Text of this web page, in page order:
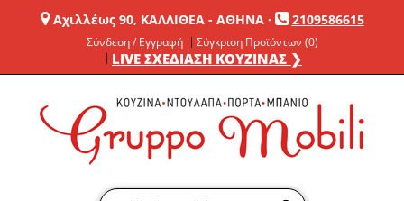
Αχιλλέως 90, ΚΑΛΛΙΘΕΑ - ΑΘΗΝΑ· 2109586615
Σύνδεση / Εγγραφή Σύγκριση Προϊόντων (0)
LIVE ΣΧΕΔΙΑΣΗ ΚΟΥΖΙΝΑΣ ❯